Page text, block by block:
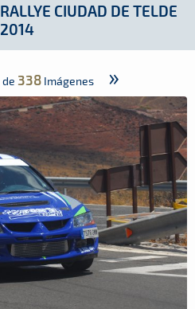
TIENDA
RALLYE CIUDAD DE TELDE
2014
de 338Imágenes »